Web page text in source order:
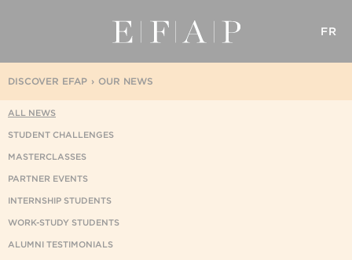
FR
OUR NEWS
DISCOVER EFAP
ALL NEWS
STUDENT CHALLENGES
MASTERCLASSES
PARTNER EVENTS
INTERNSHIP STUDENTS
WORK-STUDY STUDENTS
ALUMNI TESTIMONIALS